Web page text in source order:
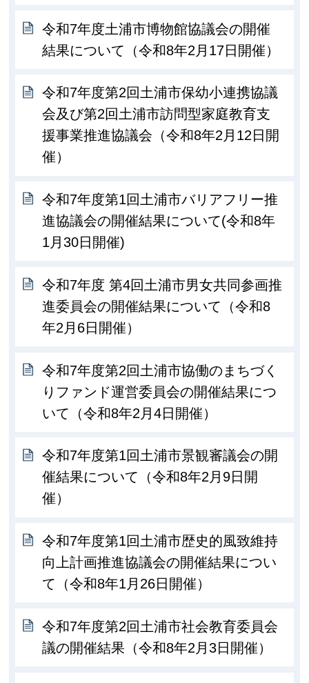
令和7年度土浦市博物館協議会の開催
結果について（令和8年2月17日開催）
令和7年度第2回土浦市保幼小連携協議
会及び第2回土浦市訪問型家庭教育支
援事業推進協議会（令和8年2月12日開
催）
令和7年度第1回土浦市バリアフリー推
進協議会の開催結果について(令和8年
1月30日開催)
令和7年度 第4回土浦市男女共同参画推
進委員会の開催結果について（令和8
年2月6日開催）
令和7年度第2回土浦市協働のまちづく
りファンド運営委員会の開催結果につ
いて（令和8年2月4日開催）
令和7年度第1回土浦市景観審議会の開
催結果について（令和8年2月9日開
催）
令和7年度第1回土浦市歴史的風致維持
向上計画推進協議会の開催結果につい
て（令和8年1月26日開催）
令和7年度第2回土浦市社会教育委員会
議の開催結果（令和8年2月3日開催）